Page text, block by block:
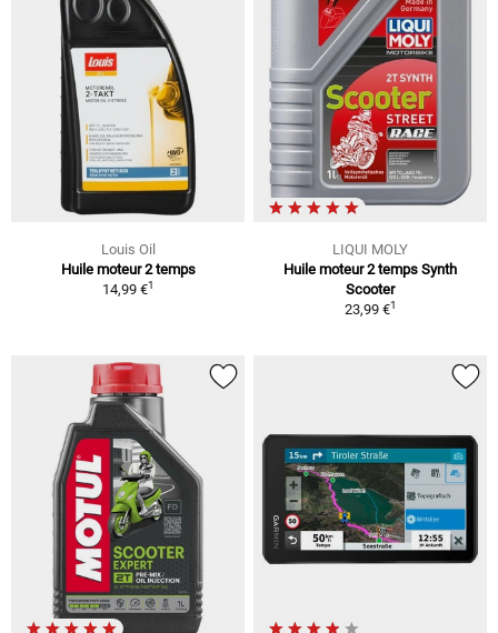
Louis Oil
Huile moteur 2 temps
14,99 €1
LIQUI MOLY
Huile moteur 2 temps Synth
Scooter
23,99 €1